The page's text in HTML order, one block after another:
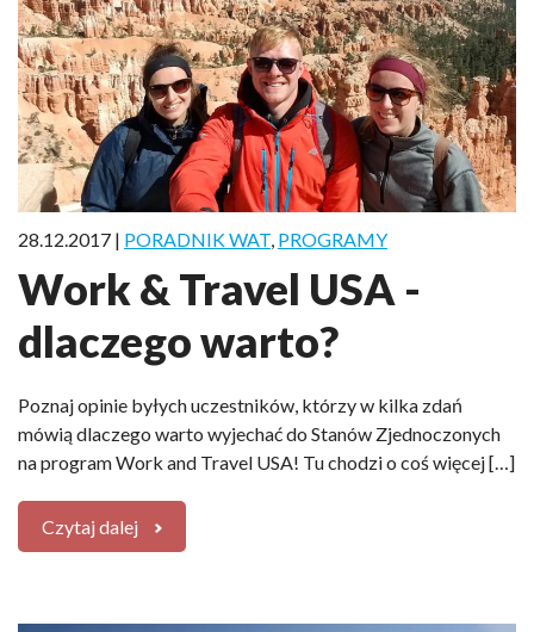
28.12.2017 | PORADNIK WAT PROGRAMY
Work & Travel USA -
dlaczego warto?
Poznaj opinie byłych uczestników, którzy w kilka zdań
mówią dlaczego warto wyjechać do Stanów Zjednoczonych
na program Work and Travel USA! Tu chodzi o coś więcej […]
Czytaj dalej